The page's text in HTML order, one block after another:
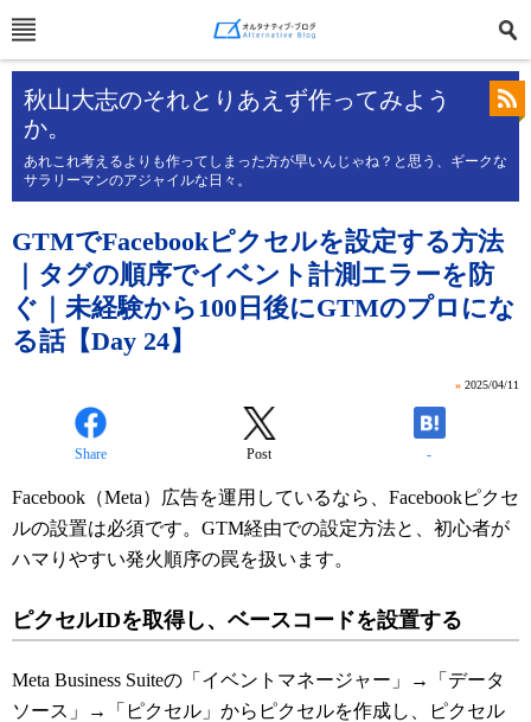
秋山大志のそれとりあえず作ってみよう
か。
あれこれ考えるよりも作ってしまった方が早いんじゃね？と思う、ギークな
サラリーマンのアジャイルな日々。
GTMでFacebookピクセルを設定する方法
｜タグの順序でイベント計測エラーを防
ぐ｜未経験から100日後にGTMのプロにな
る話【Day 24】
» 2025/04/11
Share Post -
Facebook（Meta）広告を運用しているなら、Facebookピクセ
ルの設置は必須です。GTM経由での設定方法と、初心者が
ハマりやすい発火順序の罠を扱います。
ピクセルIDを取得し、ベースコードを設置する
Meta Business Suiteの「イベントマネージャー」→「データ
ソース」→「ピクセル」からピクセルを作成し、ピクセル